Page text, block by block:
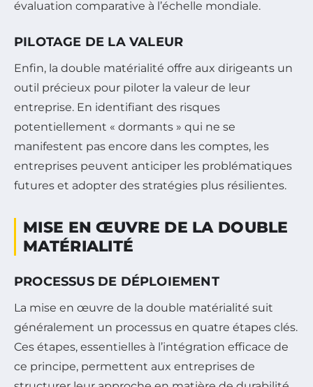
évaluation comparative à l’échelle mondiale.
PILOTAGE DE LA VALEUR
Enfin, la double matérialité offre aux dirigeants un
outil précieux pour piloter la valeur de leur
entreprise. En identifiant des risques
potentiellement « dormants » qui ne se
manifestent pas encore dans les comptes, les
entreprises peuvent anticiper les problématiques
futures et adopter des stratégies plus résilientes.
MISE EN ŒUVRE DE LA DOUBLE
MATÉRIALITÉ
PROCESSUS DE DÉPLOIEMENT
La mise en œuvre de la double matérialité suit
généralement un processus en quatre étapes clés.
Ces étapes, essentielles à l’intégration efficace de
ce principe, permettent aux entreprises de